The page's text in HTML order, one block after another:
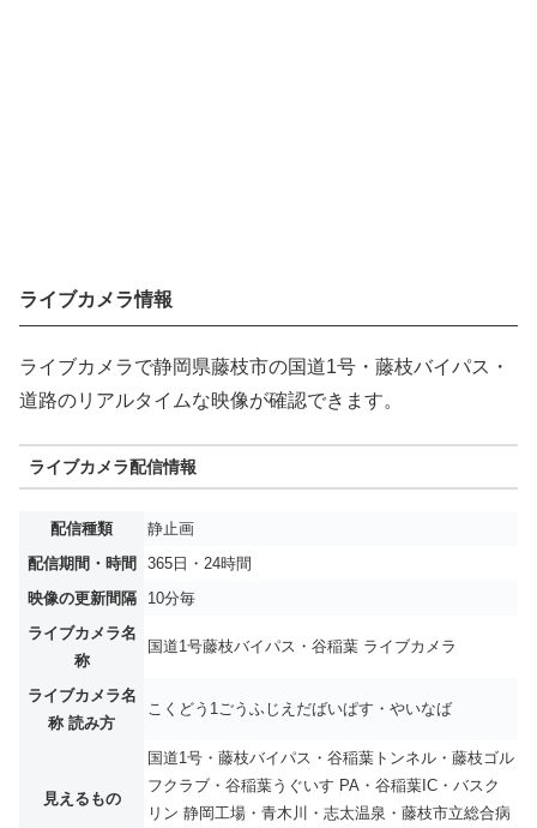
ライブカメラ情報
ライブカメラで静岡県藤枝市の国道1号・藤枝バイパス・
道路のリアルタイムな映像が確認できます。
ライブカメラ配信情報
配信種類
静止画
配信期間・時間
365日・24時間
映像の更新間隔
10分毎
ライブカメラ名
称
国道1号藤枝バイパス・谷稲葉 ライブカメラ
ライブカメラ名
称 読み方
こくどう1ごうふじえだばいぱす・やいなば
見えるもの
国道1号・藤枝バイパス・谷稲葉トンネル・藤枝ゴル
フクラブ・谷稲葉うぐいす PA・谷稲葉IC・バスク
リン 静岡工場・青木川・志太温泉・藤枝市立総合病